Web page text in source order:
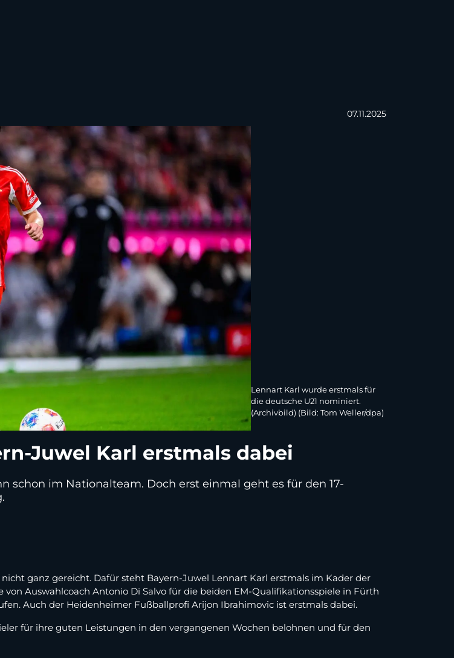
07.11.2025
Lennart Karl wurde erstmals für
die deutsche U21 nominiert.
(Archivbild) (Bild: Tom Weller/dpa)
Juwel Karl erstmals dabei
schon im Nationalteam. Doch erst einmal geht es für den 17-
ganz gereicht. Dafür steht Bayern-Juwel Lennart Karl erstmals im Kader der
Auswahlcoach Antonio Di Salvo für die beiden EM-Qualifikationsspiele in Fürth
Auch der Heidenheimer Fußballprofi Arijon Ibrahimovic ist erstmals dabei.
für ihre guten Leistungen in den vergangenen Wochen belohnen und für den